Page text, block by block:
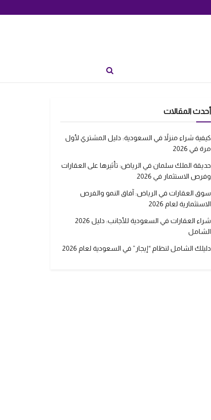
أحدث المقالات
كيفية شراء منزلاً في السعودية: دليل المشتري لأول
مرة في 2026
حديقة الملك سلمان في الرياض: تأثيرها على العقارات
وفرص الاستثمار في 2026
سوق العقارات في الرياض: آفاق النمو والفرص
الاستثمارية لعام 2026
شراء العقارات في السعودية للأجانب: دليل 2026
الشامل
دليلك الشامل لنظام “إيجار” في السعودية لعام 2026